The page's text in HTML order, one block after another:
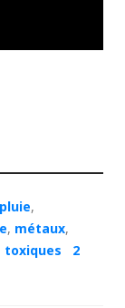
,
, métaux,
toxiques
2